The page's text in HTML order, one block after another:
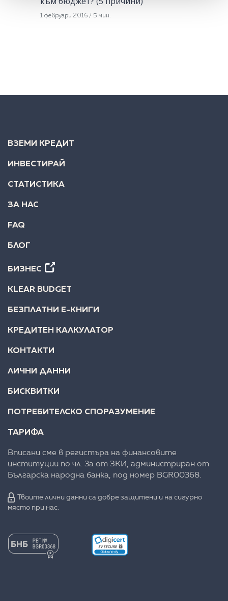
1 февруари 2016 / 5 мин.
ВЗЕМИ КРЕДИТ
ИНВЕСТИРАЙ
СТАТИСТИКА
ЗА НАС
FAQ
БЛОГ
БИЗНЕС
KLEAR BUDGET
БЕЗПЛАТНИ Е-КНИГИ
КРЕДИТЕН КАЛКУЛАТОР
КОНТАКТИ
ЛИЧНИ ДАННИ
БИСКВИТКИ
ПОТРЕБИТЕЛСКО СПОРАЗУМЕНИЕ
ТАРИФА
Вписани сме в регистъра на финансовите
институции по чл. 3а от ЗКИ, администриран от
Българска народна банка, под номер BGR00368.
Твоите лични данни са добре защитени и на сигурно
място при нас.